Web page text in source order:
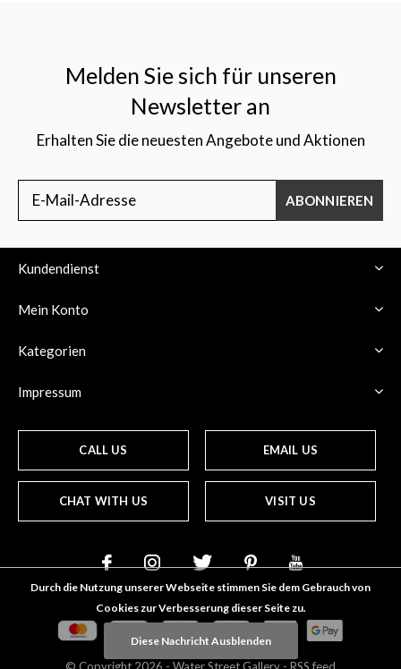
Melden Sie sich für unseren
Newsletter an
Erhalten Sie die neuesten Angebote und Aktionen
ABONNIEREN
Kundendienst
Mein Konto
Kategorien
Impressum
CALL US EMAIL US
CHAT WITH US VISIT US
© Copyright 2026 - Water Street Gallery - RSS feed
Durch die Nutzung unserer Webseite stimmen Sie dem Gebrauch von
Cookies zur Verbesserung dieser Seite zu.
Diese Nachricht Ausblenden